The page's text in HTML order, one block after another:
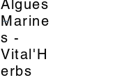
Algues
Marine
s -
Vital'H
erbs
_